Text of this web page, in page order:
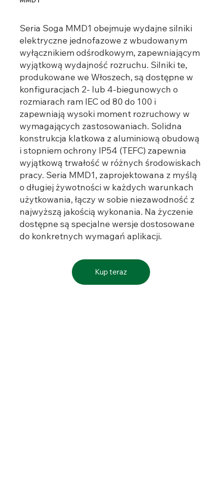
Seria Soga MMD1 obejmuje wydajne silniki
elektryczne jednofazowe z wbudowanym
wyłącznikiem odśrodkowym, zapewniającym
wyjątkową wydajność rozruchu. Silniki te,
produkowane we Włoszech, są dostępne w
konfiguracjach 2- lub 4-biegunowych o
rozmiarach ram IEC od 80 do 100 i
zapewniają wysoki moment rozruchowy w
wymagających zastosowaniach. Solidna
konstrukcja klatkowa z aluminiową obudową
i stopniem ochrony IP54 (TEFC) zapewnia
wyjątkową trwałość w różnych środowiskach
pracy. Seria MMD1, zaprojektowana z myślą
o długiej żywotności w każdych warunkach
użytkowania, łączy w sobie niezawodność z
najwyższą jakością wykonania. Na życzenie
dostępne są specjalne wersje dostosowane
do konkretnych wymagań aplikacji.